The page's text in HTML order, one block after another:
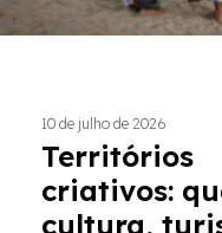
enter to search or ESC to
10 de julho de 2026
Territórios
criativos:
cultura,